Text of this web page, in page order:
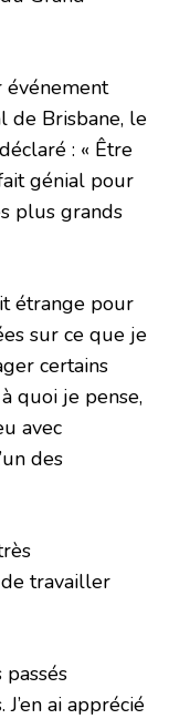
événement
de Brisbane, le
: « Être
génial pour
plus grands
étrange pour
sur ce que je
certains
quoi je pense,
avec
des
de travailler
ai apprécié